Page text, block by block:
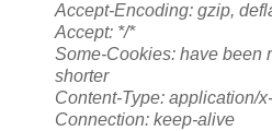
Accept-Encoding: gzip,
Accept: */*
Some-Cookies: have been
shorter
Content-Type: application/
Connection: keep-alive